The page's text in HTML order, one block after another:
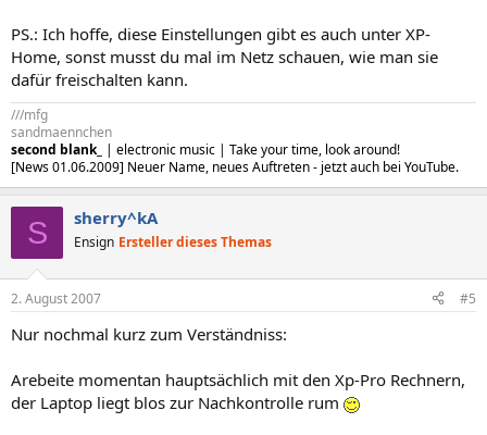
PS.: Ich hoffe, diese Einstellungen gibt es auch unter XP-
Home, sonst musst du mal im Netz schauen, wie man sie
dafür freischalten kann.
///mfg
sandmaennchen
second blank_ | electronic music | Take your time, look around!
[News 01.06.2009] Neuer Name, neues Auftreten - jetzt auch bei YouTube.
S sherry^kA
Ensign Ersteller dieses Themas
2. August 2007 #5
Nur nochmal kurz zum Verständniss:
Arebeite momentan hauptsächlich mit den Xp-Pro Rechnern,
der Laptop liegt blos zur Nachkontrolle rum